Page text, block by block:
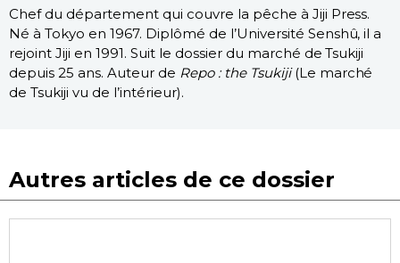
Chef du département qui couvre la pêche à Jiji Press.
Né à Tokyo en 1967. Diplômé de l’Université Senshû, il a
rejoint Jiji en 1991. Suit le dossier du marché de Tsukiji
depuis 25 ans. Auteur de Repo : the Tsukiji(Le marché
de Tsukiji vu de l’intérieur).
Autres articles de ce dossier